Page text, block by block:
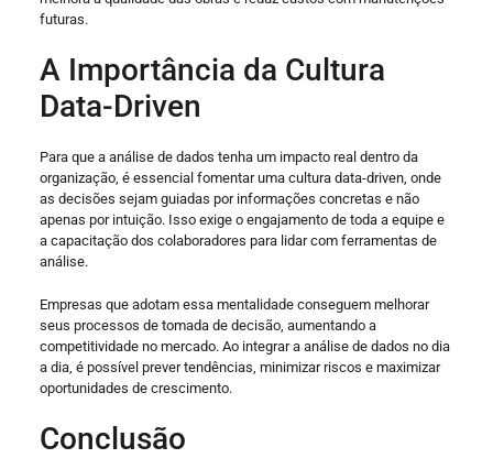
futuras.
A Importância da Cultura
Data-Driven
Para que a análise de dados tenha um impacto real dentro da
organização, é essencial fomentar uma cultura data-driven, onde
as decisões sejam guiadas por informações concretas e não
apenas por intuição. Isso exige o engajamento de toda a equipe e
a capacitação dos colaboradores para lidar com ferramentas de
análise.
Empresas que adotam essa mentalidade conseguem melhorar
seus processos de tomada de decisão, aumentando a
competitividade no mercado. Ao integrar a análise de dados no dia
a dia, é possível prever tendências, minimizar riscos e maximizar
oportunidades de crescimento.
Conclusão